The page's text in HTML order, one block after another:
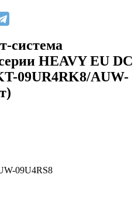
система
HEAVY EU DC
09UR4RK8/AUW-
09U4RS8